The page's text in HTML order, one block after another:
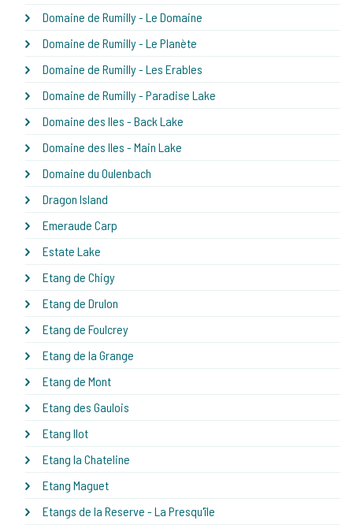
Domaine de Rumilly - Le Domaine
Domaine de Rumilly - Le Planète
Domaine de Rumilly - Les Erables
Domaine de Rumilly - Paradise Lake
Domaine des Iles - Back Lake
Domaine des Iles - Main Lake
Domaine du Oulenbach
Dragon Island
Emeraude Carp
Estate Lake
Etang de Chigy
Etang de Drulon
Etang de Foulcrey
Etang de la Grange
Etang de Mont
Etang des Gaulois
Etang Ilot
Etang la Chateline
Etang Maguet
Etangs de la Reserve - La Presqu'île